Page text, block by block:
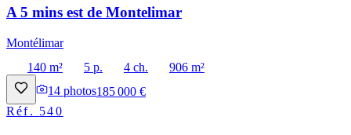
A 5 mins est de Montelimar
Montélimar
140 m²
5 p. 4 ch.
906 m²
14 photos185 000 €
Réf. 540